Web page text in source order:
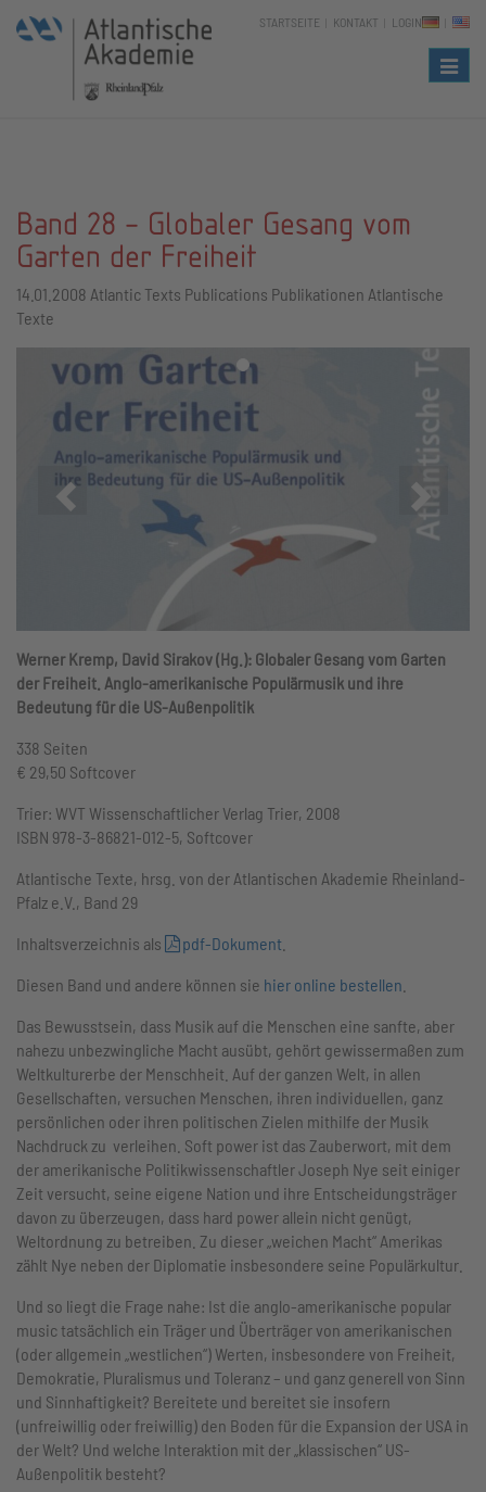
STARTSEITE KONTAKT LOGIN
Band 28 - Globaler Gesang vom
Garten der Freiheit
14.01.2008 Atlantic Texts Publications Publikationen Atlantische
Texte
Zurück Vor
Werner Kremp, David Sirakov (Hg.): Globaler Gesang vom Garten
der Freiheit. Anglo-amerikanische Populärmusik und ihre
Bedeutung für die US-Außenpolitik
338 Seiten
€ 29,50 Softcover
Trier: WVT Wissenschaftlicher Verlag Trier, 2008
ISBN 978-3-86821-012-5, Softcover
Atlantische Texte, hrsg. von der Atlantischen Akademie Rheinland-
Pfalz e.V., Band 29
Inhaltsverzeichnis als
pdf-Dokument
Diesen Band und andere können sie hier online bestellen
Das Bewusstsein, dass Musik auf die Menschen eine sanfte, aber
nahezu unbezwingliche Macht ausübt, gehört gewissermaßen zum
Weltkulturerbe der Menschheit. Auf der ganzen Welt, in allen
Gesellschaften, versuchen Menschen, ihren individuellen, ganz
persönlichen oder ihren politischen Zielen mithilfe der Musik
Nachdruck zu verleihen. Soft power ist das Zauberwort, mit dem
der amerikanische Politikwissenschaftler Joseph Nye seit einiger
Zeit versucht, seine eigene Nation und ihre Entscheidungsträger
davon zu überzeugen, dass hard power allein nicht genügt,
Weltordnung zu betreiben. Zu dieser „weichen Macht“ Amerikas
zählt Nye neben der Diplomatie insbesondere seine Populärkultur.
Und so liegt die Frage nahe: Ist die anglo-amerikanische popular
music tatsächlich ein Träger und Überträger von amerikanischen
(oder allgemein „westlichen“) Werten, insbesondere von Freiheit,
Demokratie, Pluralismus und Toleranz – und ganz generell von Sinn
und Sinnhaftigkeit? Bereitete und bereitet sie insofern
(unfreiwillig oder freiwillig) den Boden für die Expansion der USA in
der Welt? Und welche Interaktion mit der „klassischen“ US-
Außenpolitik besteht?